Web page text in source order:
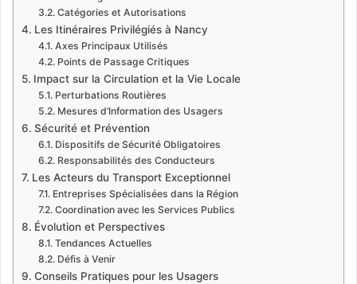
Catégories et Autorisations
Les Itinéraires Privilégiés à Nancy
Axes Principaux Utilisés
Points de Passage Critiques
Impact sur la Circulation et la Vie Locale
Perturbations Routières
Mesures d’Information des Usagers
Sécurité et Prévention
Dispositifs de Sécurité Obligatoires
Responsabilités des Conducteurs
Les Acteurs du Transport Exceptionnel
Entreprises Spécialisées dans la Région
Coordination avec les Services Publics
Évolution et Perspectives
Tendances Actuelles
Défis à Venir
Conseils Pratiques pour les Usagers